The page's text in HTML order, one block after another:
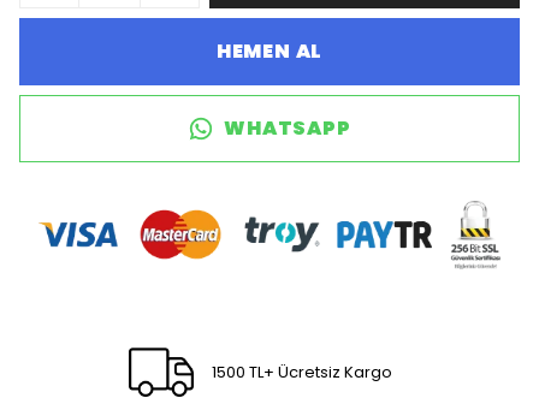
HEMEN AL
WHATSAPP
1500 TL+ Ücretsiz Kargo